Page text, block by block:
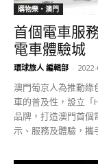
購物樂‧澳門
首個電車服
電車體驗城
環球旅人 編輯部 -
澳門葡京人為推動綠
車的普及性，設立「
品牌，打造澳門首
示、服務及體驗，攜